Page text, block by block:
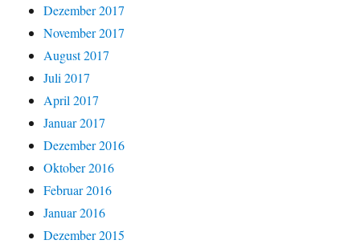
Dezember 2017
November 2017
August 2017
Juli 2017
April 2017
Januar 2017
Dezember 2016
Oktober 2016
Februar 2016
Januar 2016
Dezember 2015